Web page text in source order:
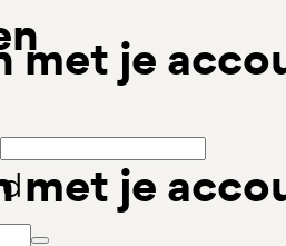
met je
met je